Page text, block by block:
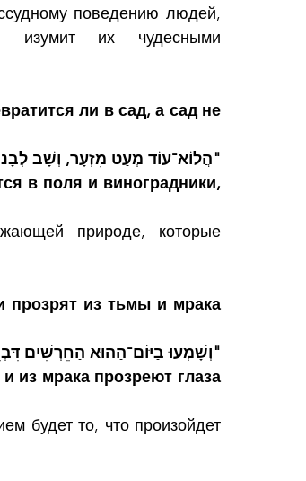
поведению людей,
изумит их чудесными
ли в сад, а сад не
"הֲלוֹא־עוֹד מְעַט מִזְעָר, וְשָׁב
в поля и виноградники,
природе, которые
прозрят из тьмы и мрака
"וְשָׁמְעוּ בַיּוֹם־הַהוּא הַחֵרְשִׁים
из мрака прозреют глаза
будет то, что произойдет